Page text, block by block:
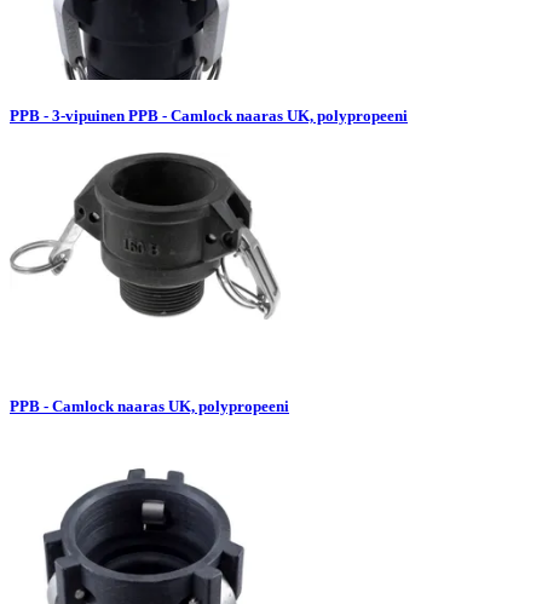
PPB - 3-vipuinen PPB - Camlock naaras UK, polypropeeni
PPB - Camlock naaras UK, polypropeeni